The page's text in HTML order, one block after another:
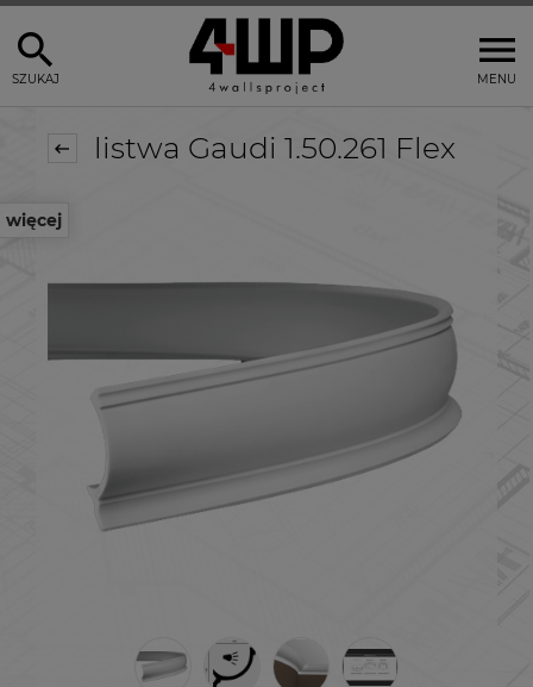
MENU
SZUKAJ
więcej
listwa Gaudi 1.50.261 Flex